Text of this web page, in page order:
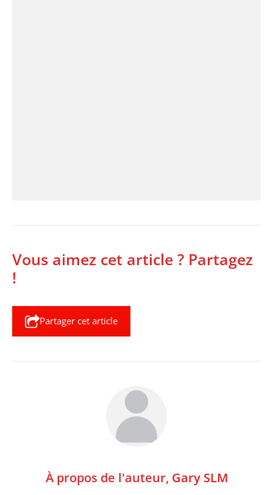
Vous aimez cet article ? Partagez
!
Partager cet article
À propos de l'auteur, Gary SLM